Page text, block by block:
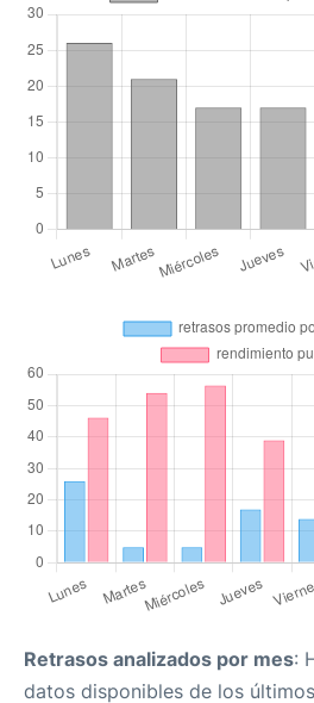
Retrasos analizados por mes:
datos disponibles de los